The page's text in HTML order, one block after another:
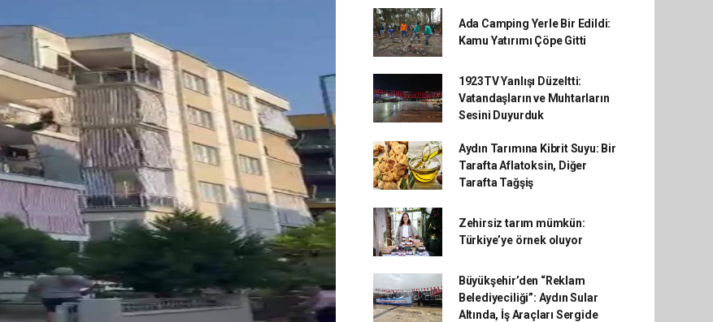
Ada Camping Yerle Bir Edildi:
Kamu Yatırımı Çöpe Gitti
1923TV Yanlışı Düzeltti:
Vatandaşların ve Muhtarların
Sesini Duyurduk
Aydın Tarımına Kibrit Suyu: Bir
Tarafta Aflatoksin, Diğer
Tarafta Tağşiş
Zehirsiz tarım mümkün:
Türkiye’ye örnek oluyor
Büyükşehir’den “Reklam
Belediyeciliği”: Aydın Sular
Altında, İş Araçları Sergide